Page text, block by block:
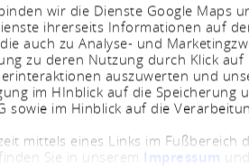
wir die Dienste Google Maps
ihrerseits Informationen auf
auch zu Analyse- und
zu deren Nutzung durch Klick auf
auszuwerten und
im HInblick auf die Speicherung
sowie im Hinblick auf die
mittels eines Links im Fußbereich
Sie in unserem Impressum